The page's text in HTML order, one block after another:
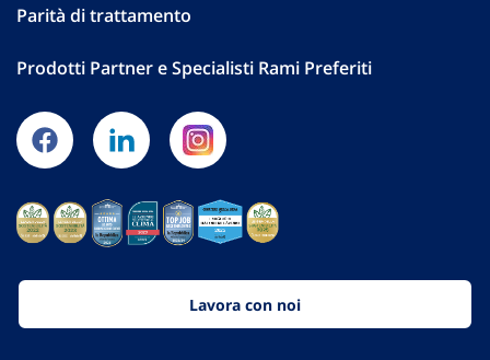
Parità di trattamento
Prodotti Partner e Specialisti Rami Preferiti
Lavora con noi